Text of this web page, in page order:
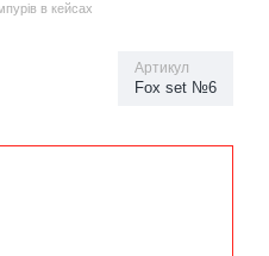
в кейсах
Артикул
Fox set №6